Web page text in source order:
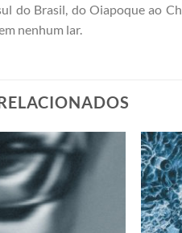
do Brasil, do Oiapoque ao
nenhum lar.